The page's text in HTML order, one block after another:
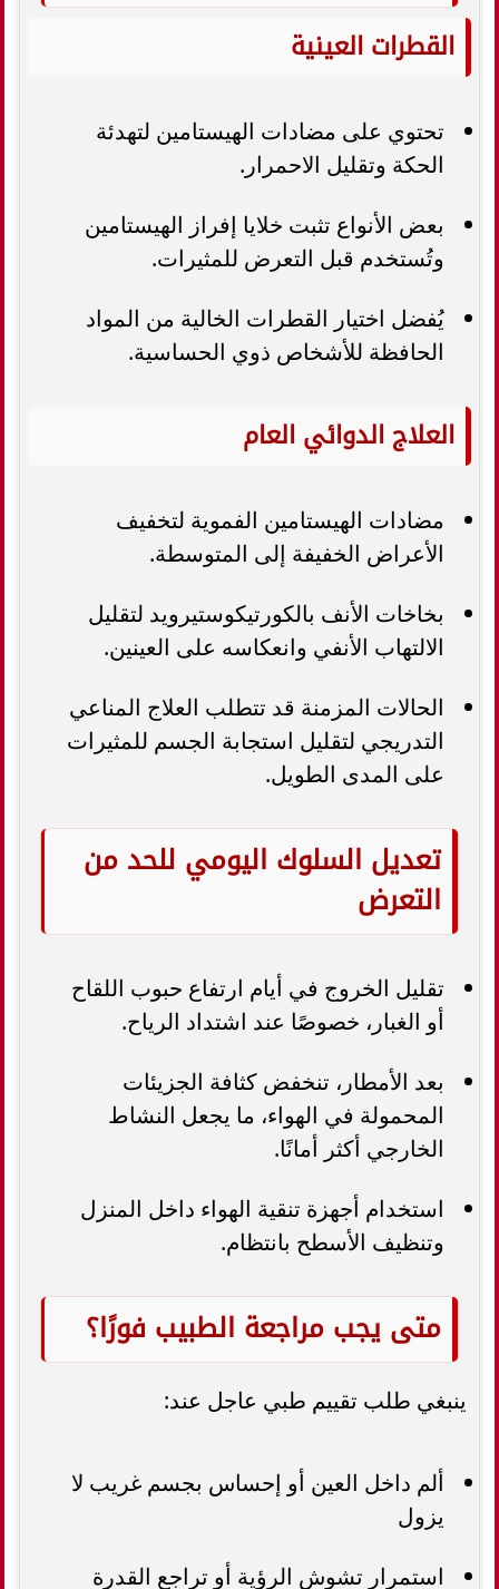
القطرات العينية
تحتوي على مضادات الهيستامين لتهدئة
الحكة وتقليل الاحمرار.
بعض الأنواع تثبت خلايا إفراز الهيستامين
وتُستخدم قبل التعرض للمثيرات.
يُفضل اختيار القطرات الخالية من المواد
الحافظة للأشخاص ذوي الحساسية.
العلاج الدوائي العام
مضادات الهيستامين الفموية لتخفيف
الأعراض الخفيفة إلى المتوسطة.
بخاخات الأنف بالكورتيكوستيرويد لتقليل
الالتهاب الأنفي وانعكاسه على العينين.
الحالات المزمنة قد تتطلب العلاج المناعي
التدريجي لتقليل استجابة الجسم للمثيرات
على المدى الطويل.
تعديل السلوك اليومي للحد من
التعرض
تقليل الخروج في أيام ارتفاع حبوب اللقاح
أو الغبار، خصوصًا عند اشتداد الرياح.
بعد الأمطار، تنخفض كثافة الجزيئات
المحمولة في الهواء، ما يجعل النشاط
الخارجي أكثر أمانًا.
استخدام أجهزة تنقية الهواء داخل المنزل
وتنظيف الأسطح بانتظام.
متى يجب مراجعة الطبيب فورًا؟
ينبغي طلب تقييم طبي عاجل عند:
ألم داخل العين أو إحساس بجسم غريب لا
يزول
استمرار تشوش الرؤية أو تراجع القدرة